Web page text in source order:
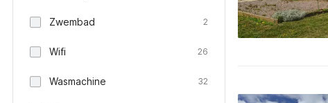
Zwembad 2
Wifi 26
Wasmachine 32